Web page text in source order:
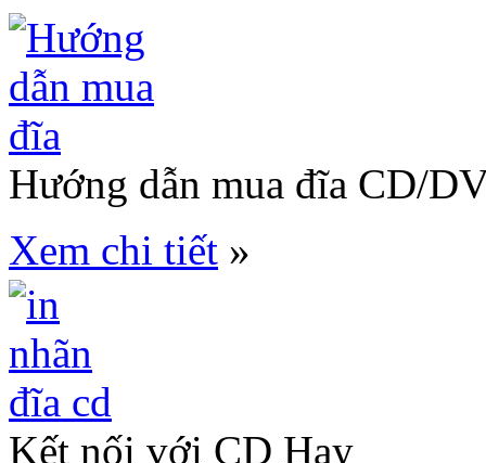
Hướng dẫn mua đĩa CD/
Xem chi tiết »
Kết nối với CD Hay